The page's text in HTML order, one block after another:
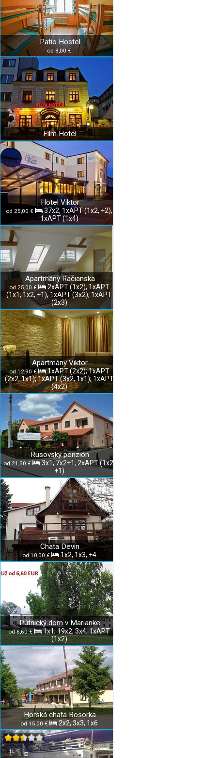
Patio Hostel
od 8,00 €
Film Hotel
Hotel Viktor
od 25,00 €
37x2, 1xAPT (1x2, +2),
1xAPT (1x4)
Apartmány Račianska
od 25,00 €
2xAPT (1x2), 1xAPT
(1x1, 1x2, +1), 1xAPT (3x2), 1xAPT
(2x3)
Apartmány Viktor
od 12,90 €
1xAPT (2x2); 1xAPT
(2x2, 1x1); 1xAPT (3x2, 1x1); 1xAPT
(4x2)
Rusovský penzión
od 21,50 €
3x1, 7x2+1, 2xAPT (1x2,
+1)
Chata Devín
od 10,00 € 1x2, 1x3, +4
Pútnický dom v Marianke
od 6,60 €
1x1; 19x2; 3x4; 1xAPT
(1x2)
Horská chata Bosorka
od 15,00 € 2x2, 3x3, 1x6